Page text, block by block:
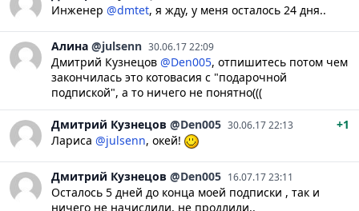
Инженер @dmtet, я жду, у меня осталось 24 дня..
Алина @julsenn 30.06.17 22:09
Дмитрий Кузнецов @Den005, отпишитесь потом чем
закончилась это котовасия с "подарочной
подпиской", а то ничего не понятно(((
Дмитрий Кузнецов @Den005 30.06.17 22:13
+1
Лариса @julsenn, окей!
Дмитрий Кузнецов @Den005 16.07.17 23:11
Осталось 5 дней до конца моей подписки , так и
ничего не начислили, не продлили..